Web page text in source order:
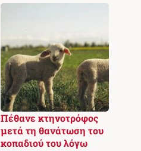
Πέθανε κτηνοτρόφος
μετά τη θανάτωση του
κοπαδιού του λόγω